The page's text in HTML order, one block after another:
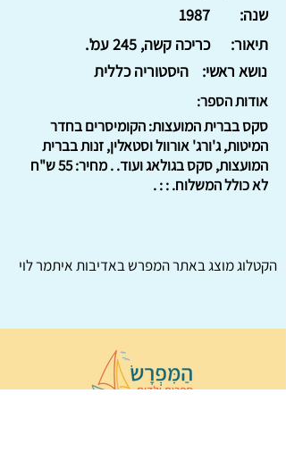
1987
שנה:
כריכה קשה, 245 עמ'.
תיאור:
היסטוריה כללית
נושא ראשי:
אודות הספר:
סקס בברית המועצות: הקומיסרים בחדר
המיטות, ג'ורג' אורוול וסטאלין, זנות בברית
המועצות, סקס בגולאג ועוד. . מחיר: 55 ש"ח
לא כולל המשלוח. : : .
הקטלוג מוצג באתרהמפרשבאדיבות איתמר לוי